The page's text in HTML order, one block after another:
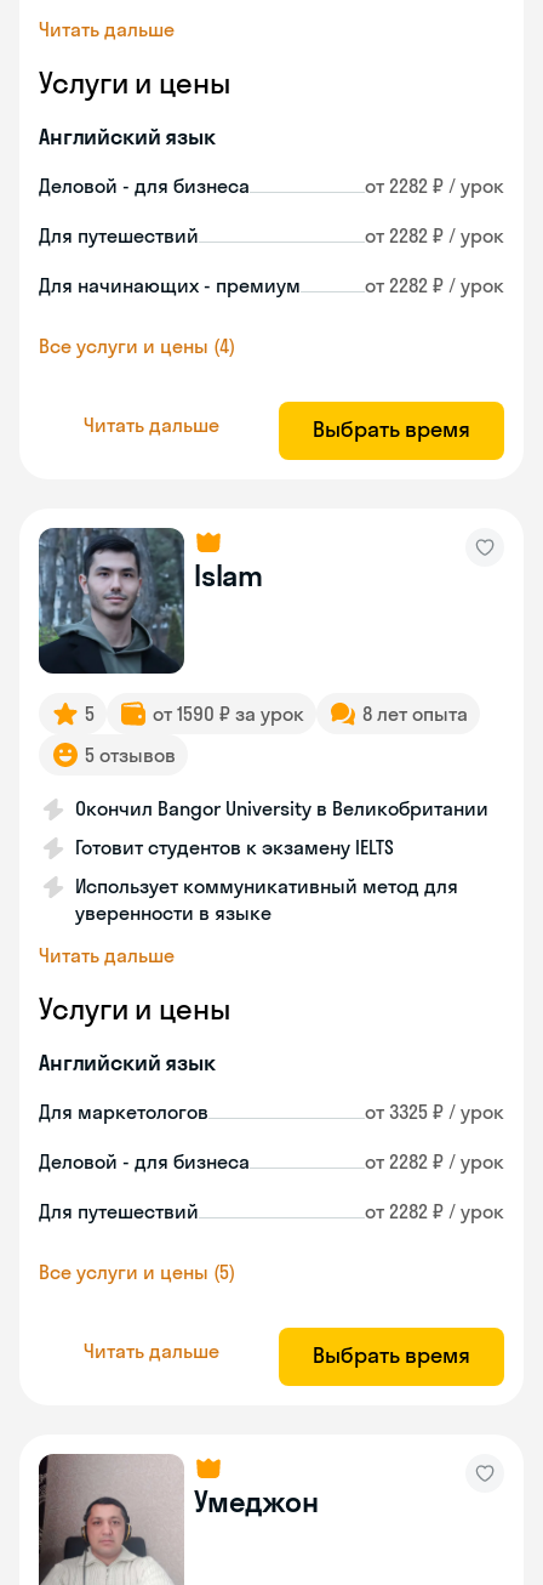
Читать дальше
Услуги и цены
Английский язык
Деловой - для бизнеса от 2282 ₽ / урок
Для путешествий от 2282 ₽ / урок
Для начинающих - премиум от 2282 ₽ / урок
Все услуги и цены (4)
Читать дальше Выбрать время
Islam
5 от 1590 ₽ за урок
8 лет опыта
5 отзывов
Окончил Bangor University в Великобритании
Готовит студентов к экзамену IELTS
Использует коммуникативный метод для
уверенности в языке
Читать дальше
Услуги и цены
Английский язык
Для маркетологов от 3325 ₽ / урок
Деловой - для бизнеса от 2282 ₽ / урок
Для путешествий от 2282 ₽ / урок
Все услуги и цены (5)
Читать дальше Выбрать время
Умеджон